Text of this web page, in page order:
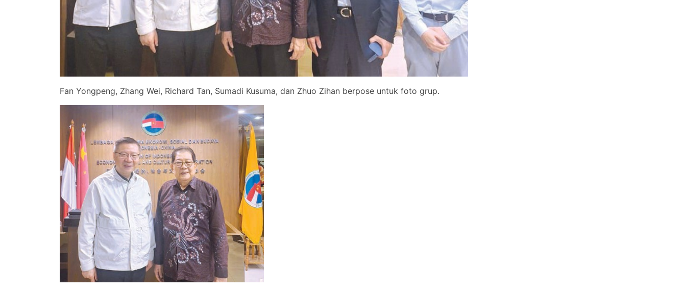
Fan Yongpeng, Zhang Wei, Richard Tan, Sumadi Kusuma, dan Zhuo Zihan berpose untuk foto grup.